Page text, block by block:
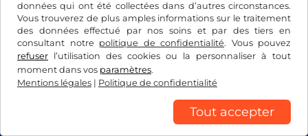
données qui ont été collectées dans d’autres circonstances.
Vous trouverez de plus amples informations sur le traitement
des données effectué par nos soins et par des tiers en
consultant notre politique de confidentialité. Vous pouvez
refuser l’utilisation des cookies ou la personnaliser à tout
moment dans vos paramètres.
Mentions légales | Politique de confidentialité
Tout accepter
Facebook Instagram